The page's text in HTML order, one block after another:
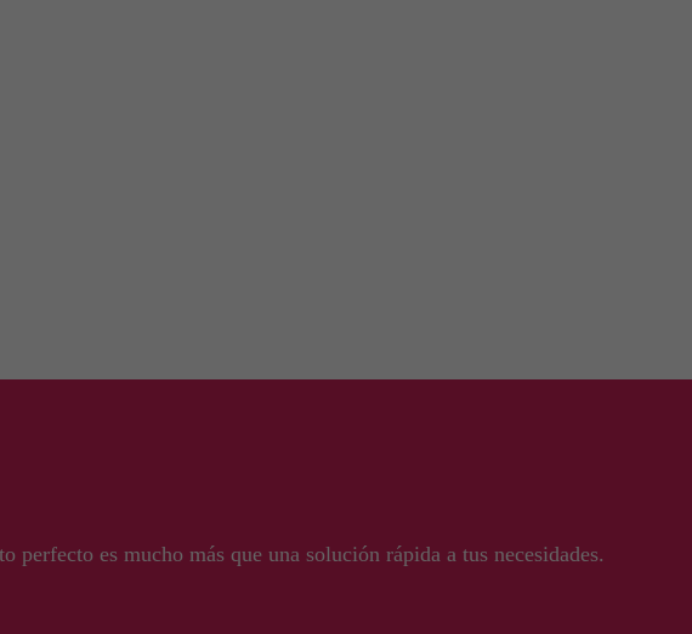
es mucho más que una solución rápida a tus necesidades.